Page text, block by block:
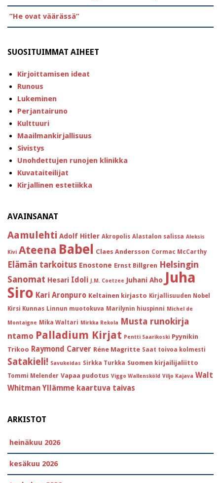
”He ovat väärässä”
SUOSITUIMMAT AIHEET
Kirjoittamisen ideat
Runous
Lukeminen
Perjantairuno
Kulttuuri
Maailmankirjallisuus
Sivistys
Unohdettujen runojen klinikka
Kuvataiteilijat
Kirjallinen estetiikka
AVAINSANAT
Aamulehti Adolf Hitler Akropolis Alastalon salissa Aleksis
Kivi Ateena Babel Claes Andersson Cormac McCarthy
Elämän tarkoitus Enostone Ernst Billgren Helsingin
Sanomat Hesari Idoli J.M. Coetzee Juhani Aho Juha
Siro Kari Aronpuro Keltainen kirjasto Kirjallisuuden Nobel
Kirsi Kunnas Linnun muotokuva Marilynin hiuspinni Michel de
Montaigne Mika Waltari Mirkka Rekola Musta runokirja
ntamo Palladium Kirjat Pentti Saarikoski Pyynikin
Trikoo Raymond Carver Réne Magritte Saat toivoa kolmesti
Satakieli! Savukeidas Sirkka Turkka Suomen kirjailijaliitto
Tommi Melender Vapaa pudotus Viggo Wallensköld Viljo Kajava Walt
Whitman Yllämme kaartuva taivas
ARKISTOT
heinäkuu 2026
kesäkuu 2026